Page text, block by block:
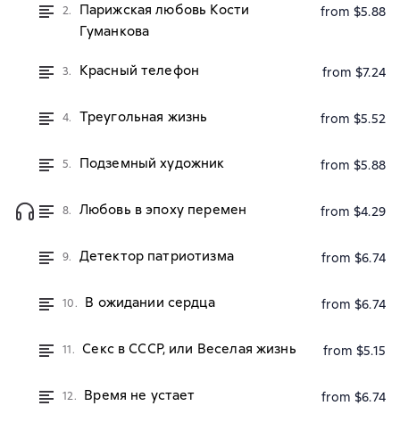
2.
Парижская любовь Кости
Гуманкова
from $5.88
3. Красный телефон from $7.24
4. Треугольная жизнь from $5.52
5. Подземный художник from $5.88
8. Любовь в эпоху перемен from $4.29
9. Детектор патриотизма from $6.74
10. В ожидании сердца from $6.74
11. Секс в СССР, или Веселая жизнь from $5.15
12. Время не устает from $6.74